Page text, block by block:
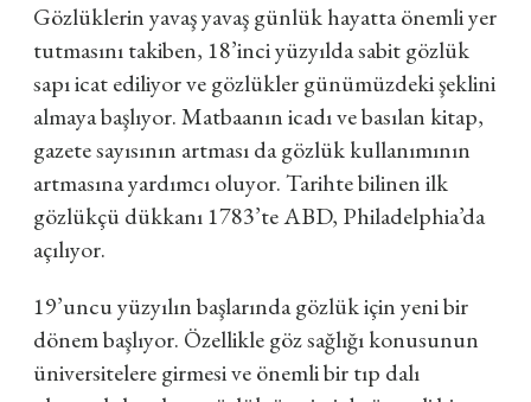
Gözlüklerin yavaş yavaş günlük hayatta önemli yer
tutmasını takiben, 18’inci yüzyılda sabit gözlük
sapı icat ediliyor ve gözlükler günümüzdeki şeklini
almaya başlıyor. Matbaanın icadı ve basılan kitap,
gazete sayısının artması da gözlük kullanımının
artmasına yardımcı oluyor. Tarihte bilinen ilk
gözlükçü dükkanı 1783’te ABD, Philadelphia’da
açılıyor.
19’uncu yüzyılın başlarında gözlük için yeni bir
dönem başlıyor. Özellikle göz sağlığı konusunun
üniversitelere girmesi ve önemli bir tıp dalı